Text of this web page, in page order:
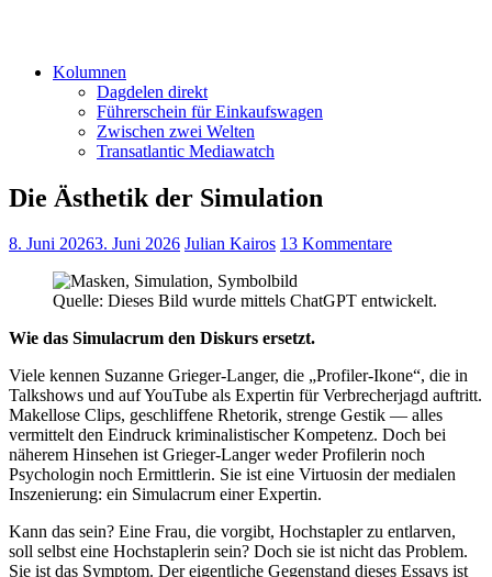
Kolumnen
Dagdelen direkt
Führerschein für Einkaufswagen
Zwischen zwei Welten
Transatlantic Mediawatch
Die Ästhetik der Simulation
8. Juni 20263. Juni 2026 Julian Kairos 13 Kommentare
Quelle: Dieses Bild wurde mittels ChatGPT entwickelt.
Wie das Simulacrum den Diskurs ersetzt.
Viele kennen Suzanne Grieger-Langer, die „Profiler-Ikone“, die in
Talkshows und auf YouTube als Expertin für Verbrecherjagd auftritt.
Makellose Clips, geschliffene Rhetorik, strenge Gestik — alles
vermittelt den Eindruck kriminalistischer Kompetenz. Doch bei
näherem Hinsehen ist Grieger-Langer weder Profilerin noch
Psychologin noch Ermittlerin. Sie ist eine Virtuosin der medialen
Inszenierung: ein Simulacrum einer Expertin.
Kann das sein? Eine Frau, die vorgibt, Hochstapler zu entlarven,
soll selbst eine Hochstaplerin sein? Doch sie ist nicht das Problem.
Sie ist das Symptom. Der eigentliche Gegenstand dieses Essays ist